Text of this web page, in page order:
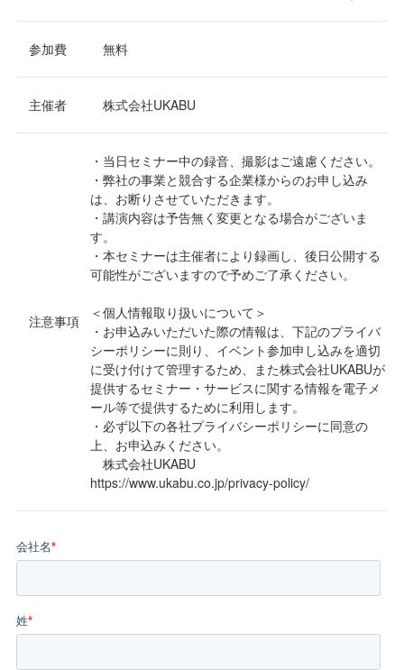
参加費 無料
主催者 株式会社UKABU
注意事項
・当日セミナー中の録音、撮影はご遠慮ください。
・弊社の事業と競合する企業様からのお申し込み
は、お断りさせていただきます。
・講演内容は予告無く変更となる場合がございま
す。
・本セミナーは主催者により録画し、後日公開する
可能性がございますので予めご了承ください。
＜個人情報取り扱いについて＞
・お申込みいただいた際の情報は、下記のプライバ
シーポリシーに則り、イベント参加申し込みを適切
に受け付けて管理するため、また株式会社UKABUが
提供するセミナー・サービスに関する情報を電子メ
ール等で提供するために利用します。
・必ず以下の各社プライバシーポリシーに同意の
上、お申込みください。
株式会社UKABU
https://www.ukabu.co.jp/privacy-policy/